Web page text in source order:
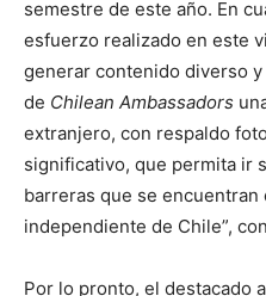
semestre de este año. En
esfuerzo realizado en este
generar contenido diverso
de Chilean Ambassadors
extranjero, con respaldo
significativo, que permita ir
barreras que se
independiente de Chile”,
Por lo pronto, el destacado